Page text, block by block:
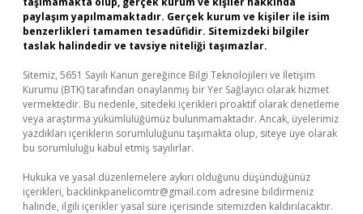
paylaşım yapılmamaktadır. Gerçek kurum ve kişiler ile isim
benzerlikleri tamamen tesadüfidir. Sitemizdeki bilgiler
taslak halindedir ve tavsiye niteliği taşımazlar.
Sitemiz, 5651 Sayılı Kanun gereğince Bilgi Teknolojileri ve İletişim
Kurumu (BTK) tarafından onaylanmış bir Yer Sağlayıcı olarak hizmet
vermektedir. Bu nedenle, sitedeki içerikleri proaktif olarak denetleme
veya araştırma yükümlülüğümüz bulunmamaktadır. Ancak, üyelerimiz
yazdıkları içeriklerin sorumluluğunu taşımakta olup, siteye üye olarak
bu sorumluluğu kabul etmiş sayılırlar.
Hukuka ve yasal düzenlemelere aykırı olduğunu düşündüğünüz
içerikleri, backlinkpanelicomtr@gmail.com adresine bildirmeniz
halinde, ilgili içerikler yasal süre içerisinde sitemizden kaldırılacaktır.